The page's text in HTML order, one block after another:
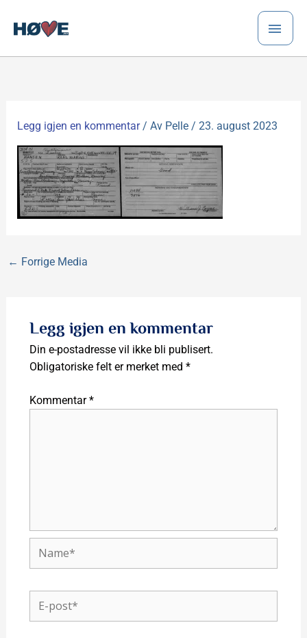
rett
innholdet
Legg igjen en kommentar / Av Pelle / 23. august 2023
← Forrige Media
Legg igjen en kommentar
Din e-postadresse vil ikke bli publisert.
Obligatoriske felt er merket med *
Kommentar*
post*